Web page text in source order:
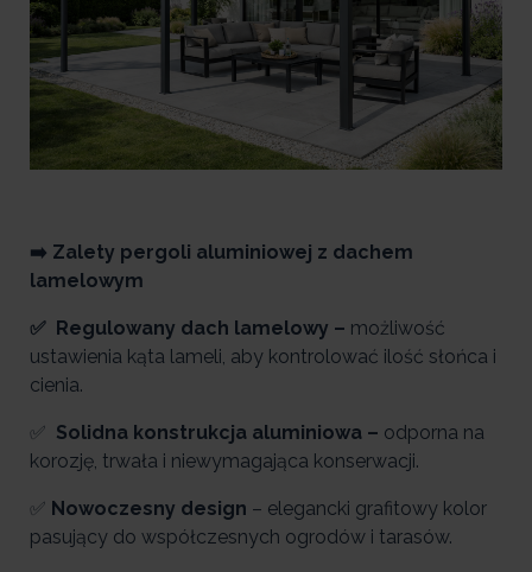
➡️ Zalety pergoli aluminiowej z dachem
lamelowym
✅ Regulowany dach lamelowy – możliwość
ustawienia kąta lameli, aby kontrolować ilość słońca i
cienia.
✅ Solidna konstrukcja aluminiowa – odporna na
korozję, trwała i niewymagająca konserwacji.
✅ Nowoczesny design – elegancki grafitowy kolor
pasujący do współczesnych ogrodów i tarasów.